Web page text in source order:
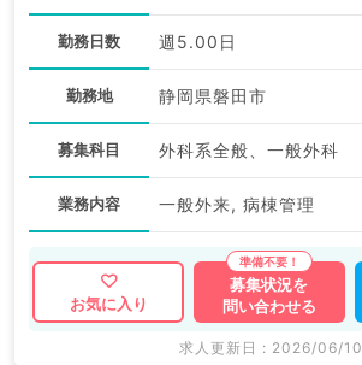
勤務日数 週5.00日
勤務地 静岡県磐田市
募集科目 外科系全般、一般外科
業務内容 一般外来, 病棟管理
お気に入り
募集状況を
問い合わせる
求人更新日 : 2026/06/10